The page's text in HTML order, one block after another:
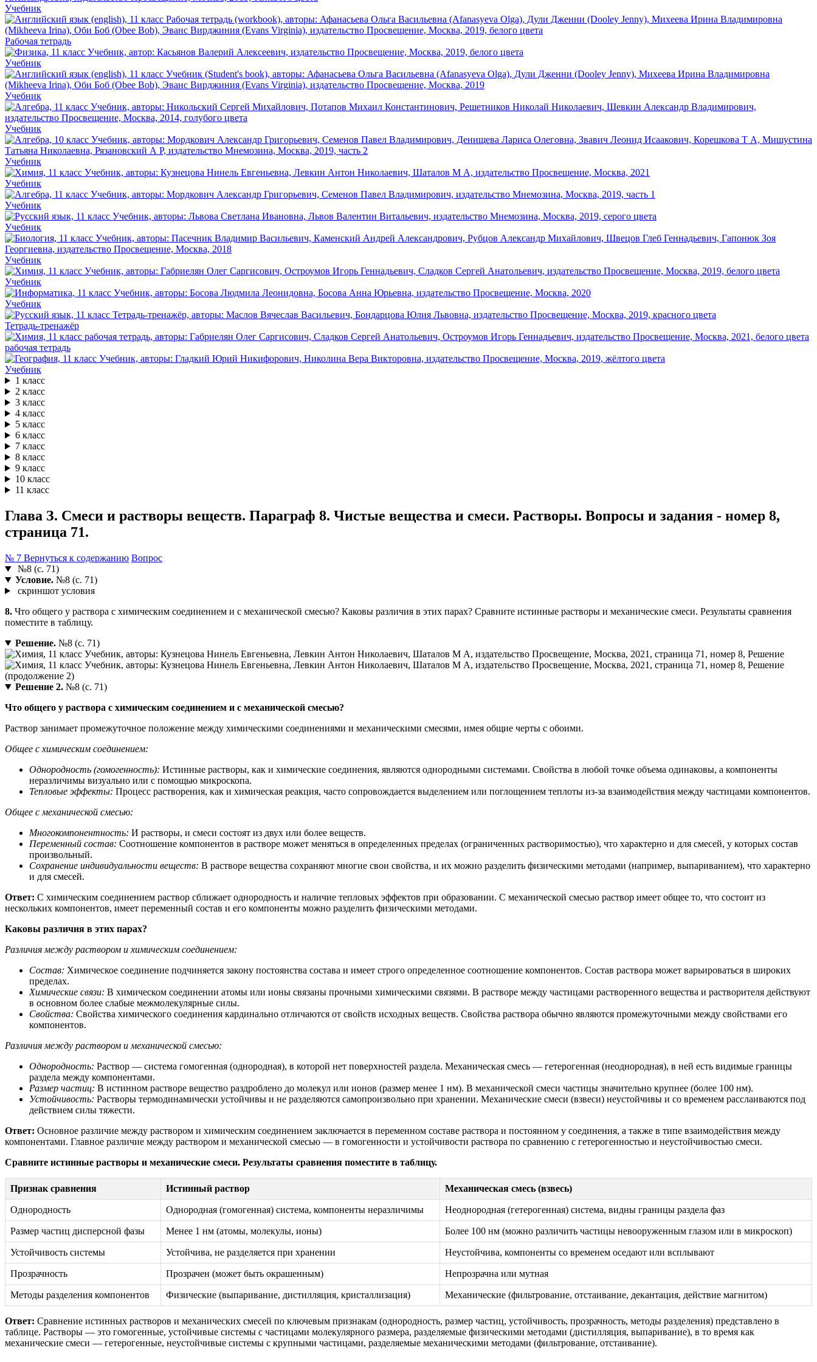
Учебник
Рабочая тетрадь
Учебник
Учебник
Учебник
Учебник
Учебник
Учебник
Учебник
Учебник
Учебник
Учебник
Тетрадь-тренажёр
рабочая тетрадь
Учебник
1 класс
2 класс
3 класс
4 класс
5 класс
6 класс
7 класс
8 класс
9 класс
10 класс
11 класс
Глава З. Смеси и растворы веществ. Параграф 8. Чистые вещества и смеси. Растворы. Вопросы и задания - номер 8,
страница 71.
№ 7 Вернуться к содержанию Вопрос
№8 (с. 71)
Условие.№8 (с. 71)
скриншот условия
8. Что общего у раствора с химическим соединением и с механической смесью? Каковы различия в этих парах? Сравните истинные растворы и механические смеси. Результаты сравнения
поместите в таблицу.
Решение.№8 (с. 71)
Решение 2.№8 (с. 71)
Что общего у раствора с химическим соединением и с механической смесью?
Раствор занимает промежуточное положение между химическими соединениями и механическими смесями, имея общие черты с обоими.
Общее с химическим соединением:
Однородность (гомогенность): Истинные растворы, как и химические соединения, являются однородными системами. Свойства в любой точке объема одинаковы, а компоненты
неразличимы визуально или с помощью микроскопа.
Тепловые эффекты: Процесс растворения, как и химическая реакция, часто сопровождается выделением или поглощением теплоты из-за взаимодействия между частицами компонентов.
Общее с механической смесью:
Многокомпонентность: И растворы, и смеси состоят из двух или более веществ.
Переменный состав: Соотношение компонентов в растворе может меняться в определенных пределах (ограниченных растворимостью), что характерно и для смесей, у которых состав
произвольный.
Сохранение индивидуальности веществ: В растворе вещества сохраняют многие свои свойства, и их можно разделить физическими методами (например, выпариванием), что характерно
и для смесей.
Ответ: С химическим соединением раствор сближает однородность и наличие тепловых эффектов при образовании. С механической смесью раствор имеет общее то, что состоит из
нескольких компонентов, имеет переменный состав и его компоненты можно разделить физическими методами.
Каковы различия в этих парах?
Различия между раствором и химическим соединением:
Состав: Химическое соединение подчиняется закону постоянства состава и имеет строго определенное соотношение компонентов. Состав раствора может варьироваться в широких
пределах.
Химические связи: В химическом соединении атомы или ионы связаны прочными химическими связями. В растворе между частицами растворенного вещества и растворителя действуют
в основном более слабые межмолекулярные силы.
Свойства: Свойства химического соединения кардинально отличаются от свойств исходных веществ. Свойства раствора обычно являются промежуточными между свойствами его
компонентов.
Различия между раствором и механической смесью:
Однородность: Раствор — система гомогенная (однородная), в которой нет поверхностей раздела. Механическая смесь — гетерогенная (неоднородная), в ней есть видимые границы
раздела между компонентами.
Размер частиц: В истинном растворе вещество раздроблено до молекул или ионов (размер менее 1 нм). В механической смеси частицы значительно крупнее (более 100 нм).
Устойчивость: Растворы термодинамически устойчивы и не разделяются самопроизвольно при хранении. Механические смеси (взвеси) неустойчивы и со временем расслаиваются под
действием силы тяжести.
Ответ: Основное различие между раствором и химическим соединением заключается в переменном составе раствора и постоянном у соединения, а также в типе взаимодействия между
компонентами. Главное различие между раствором и механической смесью — в гомогенности и устойчивости раствора по сравнению с гетерогенностью и неустойчивостью смеси.
Сравните истинные растворы и механические смеси. Результаты сравнения поместите в таблицу.
Признак сравнения Истинный раствор Механическая смесь (взвесь)
Однородность Однородная (гомогенная) система, компоненты неразличимы Неоднородная (гетерогенная) система, видны границы раздела фаз
Размер частиц дисперсной фазы Менее 1 нм (атомы, молекулы, ионы) Более 100 нм (можно различить частицы невооруженным глазом или в микроскоп)
Устойчивость системы Устойчива, не разделяется при хранении Неустойчива, компоненты со временем оседают или всплывают
Прозрачность Прозрачен (может быть окрашенным) Непрозрачна или мутная
Методы разделения компонентов Физические (выпаривание, дистилляция, кристаллизация) Механические (фильтрование, отстаивание, декантация, действие магнитом)
Ответ: Сравнение истинных растворов и механических смесей по ключевым признакам (однородность, размер частиц, устойчивость, прозрачность, методы разделения) представлено в
таблице. Растворы — это гомогенные, устойчивые системы с частицами молекулярного размера, разделяемые физическими методами (дистилляция, выпаривание), в то время как
механические смеси — гетерогенные, неустойчивые системы с крупными частицами, разделяемые механическими методами (фильтрование, отстаивание).